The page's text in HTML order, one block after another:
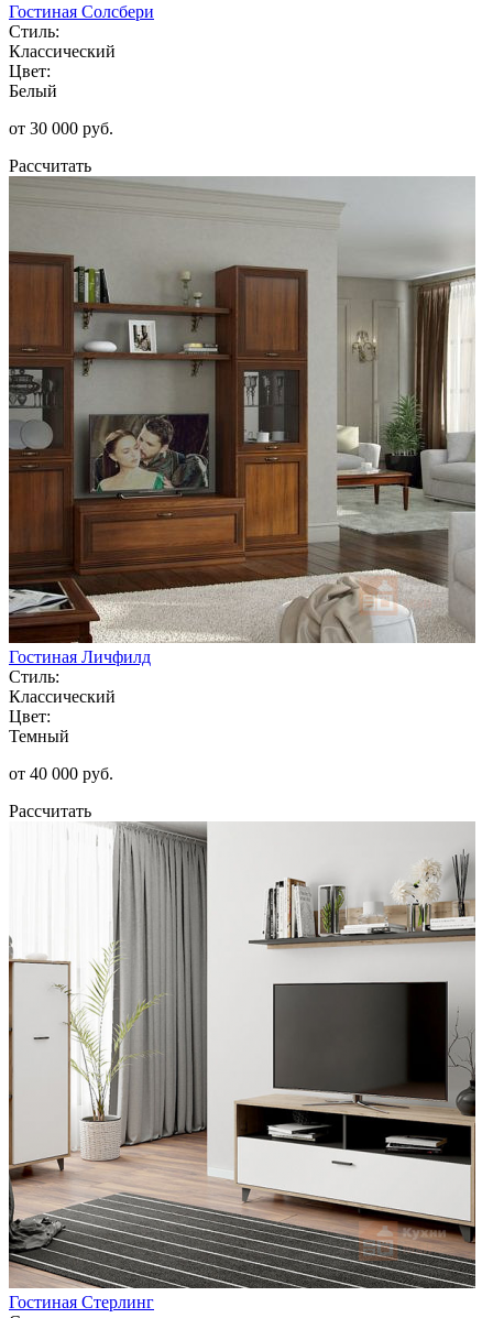
Гостиная Солсбери
Стиль:
Классический
Цвет:
Белый
от 30 000 руб.
Рассчитать
Гостиная Личфилд
Стиль:
Классический
Цвет:
Темный
от 40 000 руб.
Рассчитать
Гостиная Стерлинг